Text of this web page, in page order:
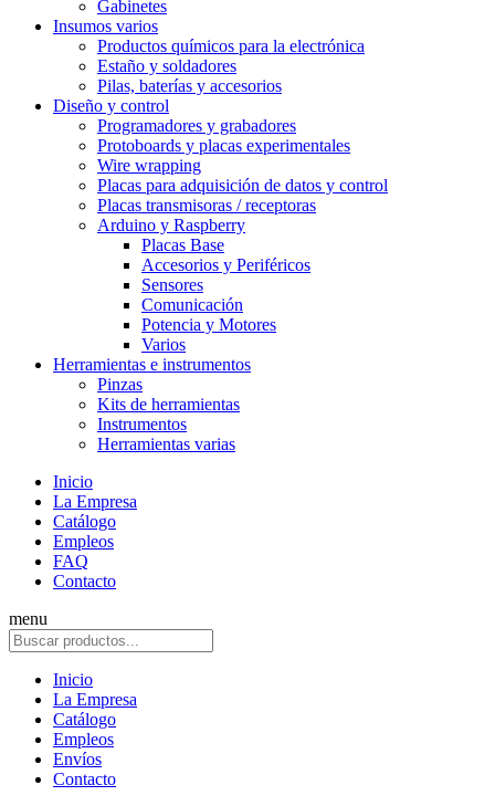
Gabinetes
Insumos varios
Productos químicos para la electrónica
Estaño y soldadores
Pilas, baterías y accesorios
Diseño y control
Programadores y grabadores
Protoboards y placas experimentales
Wire wrapping
Placas para adquisición de datos y control
Placas transmisoras / receptoras
Arduino y Raspberry
Placas Base
Accesorios y Periféricos
Sensores
Comunicación
Potencia y Motores
Varios
Herramientas e instrumentos
Pinzas
Kits de herramientas
Instrumentos
Herramientas varias
Inicio
La Empresa
Catálogo
Empleos
FAQ
Contacto
menu
Inicio
La Empresa
Catálogo
Empleos
Envíos
Contacto